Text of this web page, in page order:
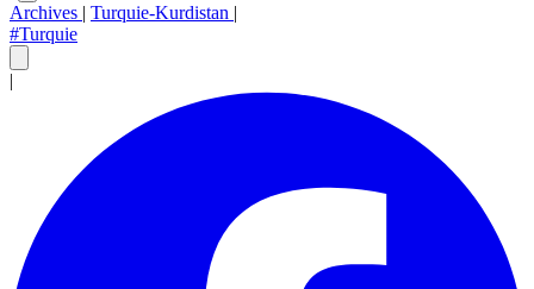
Archives | Turquie-Kurdistan |
#Turquie
|